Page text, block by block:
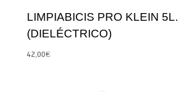
LIMPIABICIS PRO KLEIN 5L.
(DIELÉCTRICO)
42,00€